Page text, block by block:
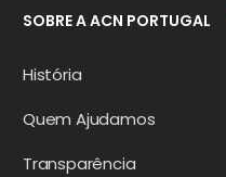
SOBRE A ACN PORTUGAL
História
Quem Ajudamos
Transparência